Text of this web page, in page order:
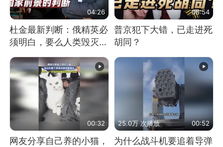
04:26
杜金最新判断：俄精英必
须明白，要么人类毁灭，
要么俄毁灭
08:54
普京犯下大错，已走进死
胡同？
00:32
网友分享自己养的小猫，
25.0万 次播放 00:52
为什么战斗机要追着导弹